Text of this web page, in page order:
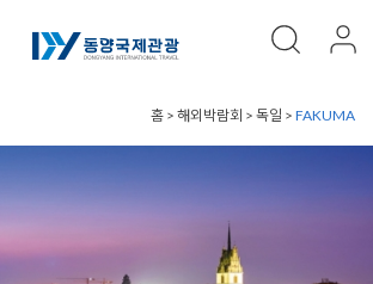
홈 > 해외박람회 > 독일 > FAKUMA